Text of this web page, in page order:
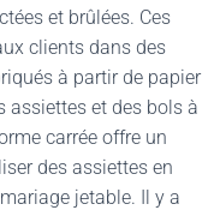
et brûlées. Ces
clients dans des
à partir de papier
assiettes et des bols à
carrée offre un
des assiettes en
jetable. Il y a